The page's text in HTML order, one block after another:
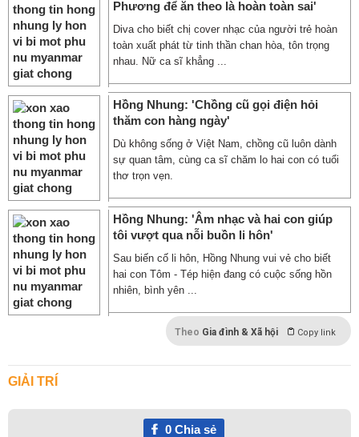
Phương để ăn theo là hoàn toàn sai'
Diva cho biết chị cover nhạc của người trẻ hoàn
toàn xuất phát từ tinh thần chan hòa, tôn trọng
nhau. Nữ ca sĩ khẳng ...
Hồng Nhung: 'Chồng cũ gọi điện hỏi
thăm con hàng ngày'
Dù không sống ở Việt Nam, chồng cũ luôn dành
sự quan tâm, cùng ca sĩ chăm lo hai con có tuổi
thơ trọn vẹn.
Hồng Nhung: 'Âm nhạc và hai con giúp
tôi vượt qua nỗi buồn li hôn'
Sau biến cố li hôn, Hồng Nhung vui vẻ cho biết
hai con Tôm - Tép hiện đang có cuộc sống hồn
nhiên, bình yên ...
Theo Gia đình & Xã hội Copy link
GIẢI TRÍ
0Chia sẻ